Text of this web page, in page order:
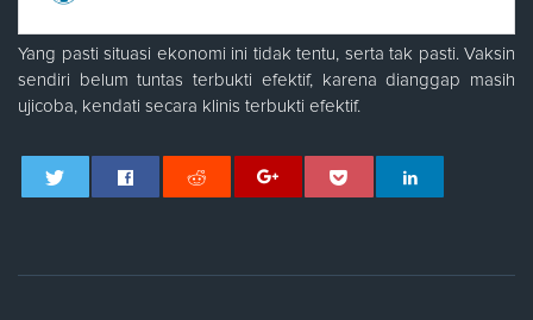
Yang pasti situasi ekonomi ini tidak tentu, serta tak pasti. Vaksin
sendiri belum tuntas terbukti efektif, karena dianggap masih
ujicoba, kendati secara klinis terbukti efektif.